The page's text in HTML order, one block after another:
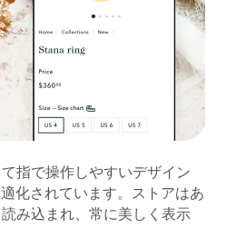
指で操作しやすいデザイン
化されています。ストアはあ
み込まれ、常に美しく表示